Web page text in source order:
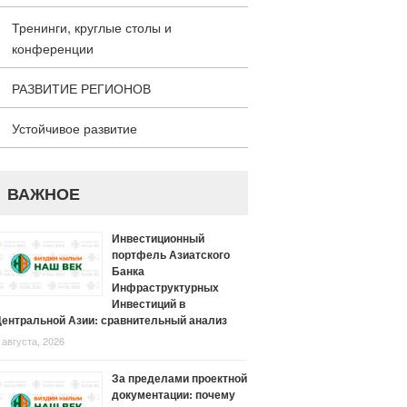
Тренинги, круглые столы и
конференции
РАЗВИТИЕ РЕГИОНОВ
Устойчивое развитие
ВАЖНОЕ
Инвестиционный
портфель Азиатского
Банка
Инфраструктурных
Инвестиций в
Азии: сравнительный анализ
2026
За пределами проектной
документации: почему